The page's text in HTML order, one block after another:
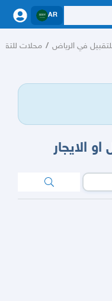
AR
في الرياض / محلات
الايجار